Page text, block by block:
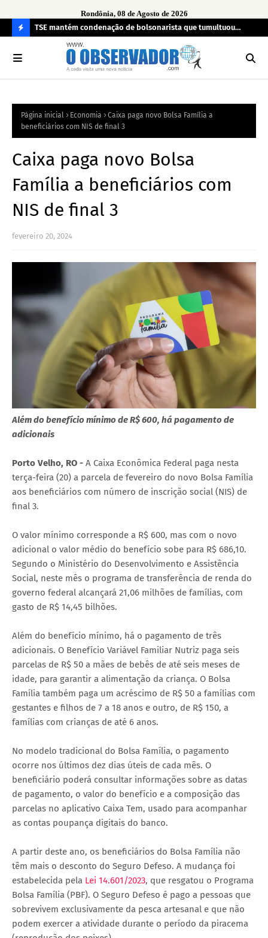
Rondônia, 08 de Agosto de 2026
O
R
TSE mantém condenação de bolsonarista que tumultuou
seção eleitoral em 2022
Página inicial Economia
Caixa paga novo Bolsa Família a
beneficiários com NIS de final 3
Caixa paga novo Bolsa
Família a beneficiários com
NIS de final 3
fevereiro 20, 2024
Além do benefício mínimo de R$ 600, há pagamento de
adicionais
Porto Velho, RO - A Caixa Econômica Federal paga nesta
terça-feira (20) a parcela de fevereiro do novo Bolsa Família
aos beneficiários com número de inscrição social (NIS) de
final 3.
O valor mínimo corresponde a R$ 600, mas com o novo
adicional o valor médio do benefício sobe para R$ 686,10.
Segundo o Ministério do Desenvolvimento e Assistência
Social, neste mês o programa de transferência de renda do
governo federal alcançará 21,06 milhões de famílias, com
gasto de R$ 14,45 bilhões.
Além do benefício mínimo, há o pagamento de três
adicionais. O Benefício Variável Familiar Nutriz paga seis
parcelas de R$ 50 a mães de bebês de até seis meses de
idade, para garantir a alimentação da criança. O Bolsa
Família também paga um acréscimo de R$ 50 a famílias com
gestantes e filhos de 7 a 18 anos e outro, de R$ 150, a
famílias com crianças de até 6 anos.
No modelo tradicional do Bolsa Família, o pagamento
ocorre nos últimos dez dias úteis de cada mês. O
beneficiário poderá consultar informações sobre as datas
de pagamento, o valor do benefício e a composição das
parcelas no aplicativo Caixa Tem, usado para acompanhar
as contas poupança digitais do banco.
A partir deste ano, os beneficiários do Bolsa Família não
têm mais o desconto do Seguro Defeso. A mudança foi
estabelecida pela Lei 14.601/2023, que resgatou o Programa
Bolsa Família (PBF). O Seguro Defeso é pago a pessoas que
sobrevivem exclusivamente da pesca artesanal e que não
podem exercer a atividade durante o período da piracema